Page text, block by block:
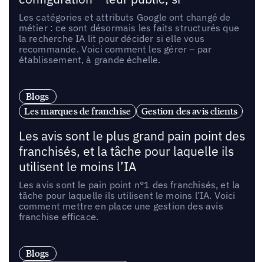
Les catégories et attributs Google ont changé de
métier : ce sont désormais les faits structurés que
la recherche IA lit pour décider si elle vous
recommande. Voici comment les gérer – par
établissement, à grande échelle.
Blogs
Les marques de franchise
Gestion des avis clients
Les avis sont le plus grand pain point des
franchisés, et la tâche pour laquelle ils
utilisent le moins l’IA
Les avis sont le pain point n°1 des franchisés, et la
tâche pour laquelle ils utilisent le moins l’IA. Voici
comment mettre en place une gestion des avis
franchise efficace.
Blogs